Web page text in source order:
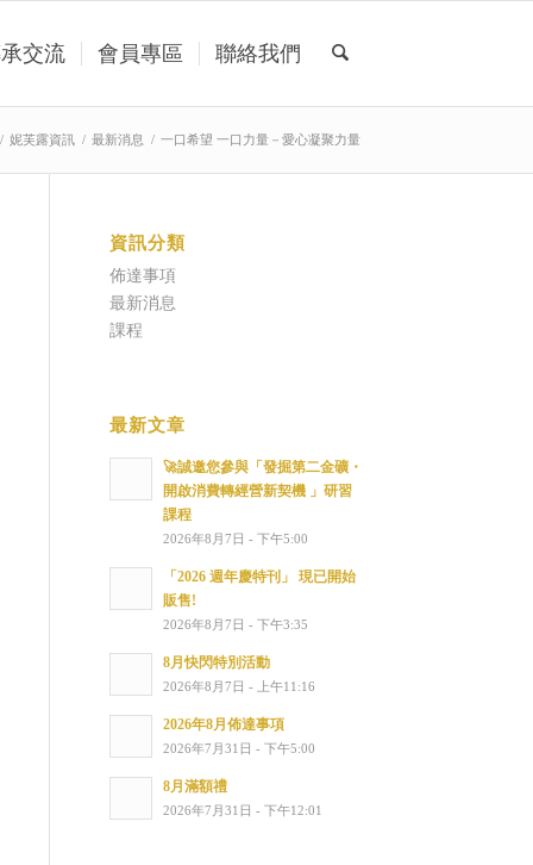
交流 會員專區 聯絡我們
/ 妮芙露資訊 / 最新消息 / 一口希望 一口力量－愛心凝聚力量
資訊分類
佈達事項
最新消息
課程
最新文章
🚀誠邀您參與「發掘第二金礦・
開啟消費轉經營新契機 」研習
課程
2026年8月7日 - 下午5:00
「2026 週年慶特刊」 現已開始
販售!
2026年8月7日 - 下午3:35
8月快閃特別活動
2026年8月7日 - 上午11:16
2026年8月佈達事項
2026年7月31日 - 下午5:00
8月滿額禮
2026年7月31日 - 下午12:01